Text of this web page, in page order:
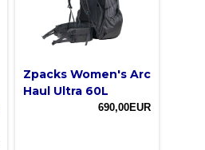
Zpacks Women's Arc
Haul Ultra 60L
690,00EUR